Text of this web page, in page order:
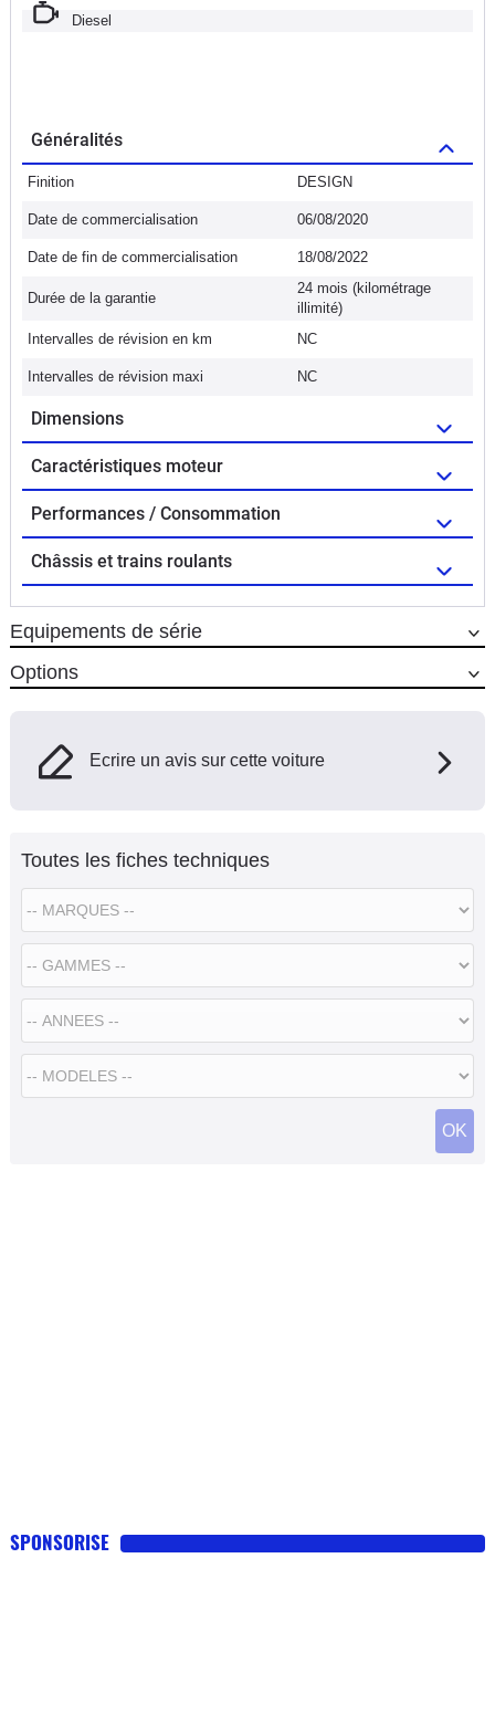
Diesel
Généralités
Finition DESIGN
Date de commercialisation 06/08/2020
Date de fin de commercialisation 18/08/2022
Durée de la garantie
24 mois (kilométrage
illimité)
Intervalles de révision en km
NC
Intervalles de révision maxi NC
Dimensions
Caractéristiques moteur
Performances / Consommation
Châssis et trains roulants
Equipements de série
Options
Ecrire un avis sur cette voiture
Toutes les fiches techniques
SPONSORISE